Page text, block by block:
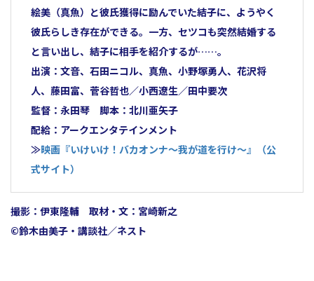
絵美（真魚）と彼氏獲得に励んでいた結子に、ようやく
彼氏らしき存在ができる。一方、セツコも突然結婚する
と言い出し、結子に相手を紹介するが……。
出演：文音、石田ニコル、真魚、小野塚勇人、花沢将
人、藤田富、菅谷哲也／小西遼生／田中要次
監督：永田琴 脚本：北川亜矢子
配給：アークエンタテインメント
≫映画『いけいけ！バカオンナ～我が道を行け～』（公
式サイト）
撮影：伊東隆輔 取材・文：宮崎新之
©鈴木由美子・講談社／ネスト